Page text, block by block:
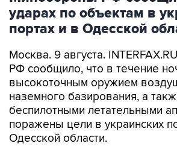
ударах по объектам в
портах и в Одесской
Москва. 9 августа.
РФ сообщило, что в течение
высокоточным оружием
наземного базирования, а
беспилотными летательными
поражены цели в украинских
Одесской области.